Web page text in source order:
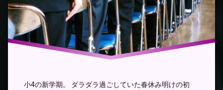
小4の新学期。 ダラダラ過ごしていた春休み明けの初